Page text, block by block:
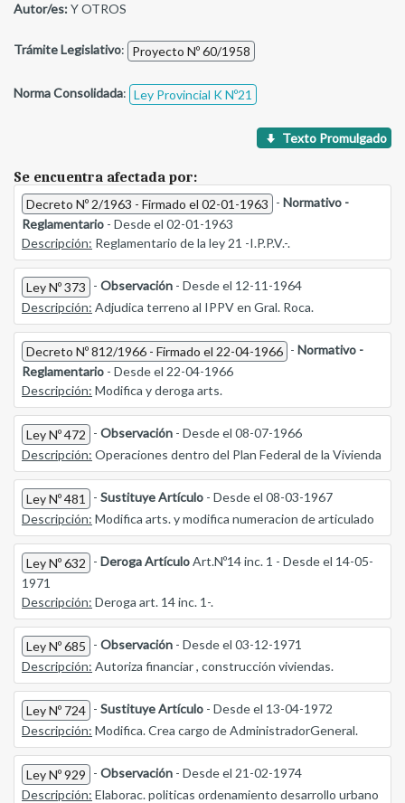
Autor/es:Y OTROS
Trámite Legislativo: Proyecto Nº 60/1958
Norma Consolidada: Ley Provincial K Nº21
Texto Promulgado
Se encuentra afectada por:
Decreto Nº 2/1963 - Firmado el 02-01-1963 - Normativo -
Reglamentario - Desde el 02-01-1963
Descripción: Reglamentario de la ley 21 -I.P.P.V.-.
Ley Nº 373 - Observación - Desde el 12-11-1964
Descripción: Adjudica terreno al IPPV en Gral. Roca.
Decreto Nº 812/1966 - Firmado el 22-04-1966 - Normativo -
Reglamentario - Desde el 22-04-1966
Descripción: Modifica y deroga arts.
Ley Nº 472 - Observación - Desde el 08-07-1966
Descripción: Operaciones dentro del Plan Federal de la Vivienda
Ley Nº 481 - Sustituye Artículo - Desde el 08-03-1967
Descripción: Modifica arts. y modifica numeracion de articulado
Ley Nº 632 - Deroga ArtículoArt.Nº14 inc. 1 - Desde el 14-05-
1971
Descripción: Deroga art. 14 inc. 1-.
Ley Nº 685 - Observación - Desde el 03-12-1971
Descripción: Autoriza financiar , construcción viviendas.
Ley Nº 724 - Sustituye Artículo - Desde el 13-04-1972
Descripción: Modifica. Crea cargo de AdministradorGeneral.
Ley Nº 929 - Observación - Desde el 21-02-1974
Descripción: Elaborac. politicas ordenamiento desarrollo urbano